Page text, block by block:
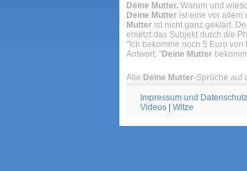
Deine Mutter. Warum und
Deine Mutter ist eine vor allem
Mutter ist nicht ganz geklärt.
ersetzt das Subjekt durch die
"Ich bekomme noch 5 Euro von
Antwort: "Deine Mutter
Alle Deine Mutter-Sprüche auf
Impressum und Datenschutz
Videos
Witze